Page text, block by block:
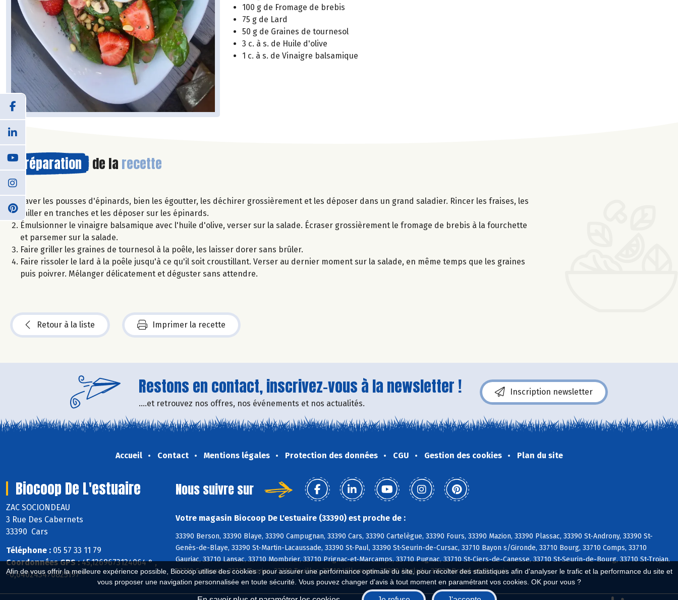
Afin de vous offrir la meilleure expérience possible, Biocoop utilise des cookies : pour assurer une performance optimale du site, pour récolter des statistiques afin d'analyser le trafic et la performance du site et
vous proposer une navigation personnalisée en toute sécurité. Vous pouvez changer d'avis à tout moment en paramétrant vos cookies. OK pour vous ?
100 g de Fromage de brebis
75 g de Lard
50 g de Graines de tournesol
3 c. à s. de Huile d'olive
1 c. à s. de Vinaigre balsamique
Préparation de la recette
Laver les pousses d'épinards, bien les égoutter, les déchirer grossièrement et les déposer dans un grand saladier. Rincer les fraises, les
tailler en tranches et les déposer sur les épinards.
Émulsionner le vinaigre balsamique avec l'huile d'olive, verser sur la salade. Écraser grossièrement le fromage de brebis à la fourchette
et parsemer sur la salade.
Faire griller les graines de tournesol à la poêle, les laisser dorer sans brûler.
Faire rissoler le lard à la poêle jusqu'à ce qu'il soit croustillant. Verser au dernier moment sur la salade, en même temps que les graines
puis poivrer. Mélanger délicatement et déguster sans attendre.
Retour à la liste Imprimer la recette
Restons en contact, inscrivez-vous à la newsletter !
....et retrouvez nos offres, nos événements et nos actualités.
Inscription newsletter
Accueil Contact Mentions légales Protection des données CGU Gestion des cookies Plan du site
Biocoop De L'estuaire
ZAC SOCIONDEAU
3 Rue Des Cabernets
33390 Cars
Téléphone : 05 57 33 11 79
Coordonnées GPS :45,1269673124064 ° ,
-0,640243470825197 °
Nous suivre sur
Votre magasin Biocoop De L'estuaire (33390) est proche de :
33390 Berson, 33390 Blaye, 33390 Campugnan, 33390 Cars, 33390 Cartelègue, 33390 Fours, 33390 Mazion, 33390 Plassac, 33390 St-Androny, 33390 St-
Genès-de-Blaye, 33390 St-Martin-Lacaussade, 33390 St-Paul, 33390 St-Seurin-de-Cursac, 33710 Bayon s/Gironde, 33710 Bourg, 33710 Comps, 33710
Gauriac, 33710 Lansac, 33710 Mombrier, 33710 Prignac-et-Marcamps, 33710 Pugnac, 33710 St-Ciers-de-Canesse, 33710 St-Seurin-de-Bourg, 33710 St-Trojan,
33710 Samonac, 33710 Tauriac, 33710 Teuillac, 33710 Villeneuve, 33390 Anglade, 33820 Braud-et-St-Louis